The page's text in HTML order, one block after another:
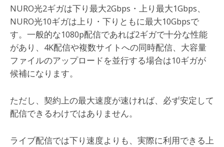
NURO光2ギガは下り最大2Gbps・上り最大1Gbps、
NURO光10ギガは上り・下りともに最大10Gbpsで
す。一般的な1080p配信であれば2ギガで十分な性能
があり、4K配信や複数サイトへの同時配信、大容量
ファイルのアップロードを並行する場合は10ギガが
候補になります。
ただし、契約上の最大速度が速ければ、必ず安定して
配信できるわけではありません。
ライブ配信では下り速度よりも、実際に利用できる上